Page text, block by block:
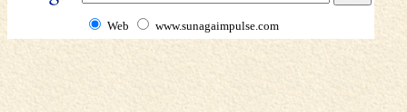
Web www.sunagaimpulse.com